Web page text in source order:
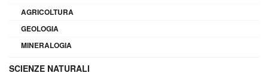
AGRICOLTURA
GEOLOGIA
MINERALOGIA
SCIENZE NATURALI